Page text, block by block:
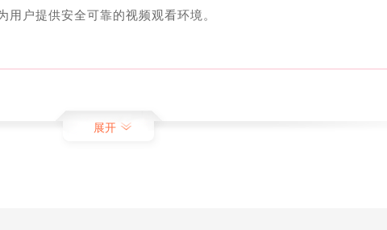
户提供安全可靠的视频观看环境。
了用户的认可和好评。
展开